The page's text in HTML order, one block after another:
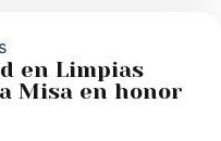
en Limpias
Misa en honor